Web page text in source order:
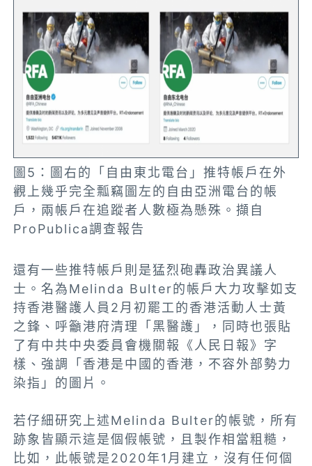
圖5：圖右的「自由東北電台」推特帳戶在外
觀上幾乎完全瓢竊圖左的自由亞洲電台的帳
戶，兩帳戶在追蹤者人數極為懸殊。擷自
ProPublica調查報告
還有一些推特帳戶則是猛烈砲轟政治異議人
士。名為Melinda Bulter的帳戶大力攻擊如支
持香港醫護人員2月初罷工的香港活動人士黃
之鋒、呼籲港府清理「黑醫護」，同時也張貼
了有中共中央委員會機關報《人民日報》字
樣、強調「香港是中國的香港，不容外部勢力
染指」的圖片。
若仔細研究上述Melinda Bulter的帳號，所有
跡象皆顯示這是個假帳號，且製作相當粗糙，
比如，此帳號是2020年1月建立，沒有任何個